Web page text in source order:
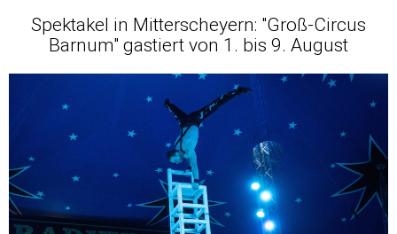
Spektakel in Mitterscheyern: "Groß-Circus
Barnum" gastiert von 1. bis 9. August